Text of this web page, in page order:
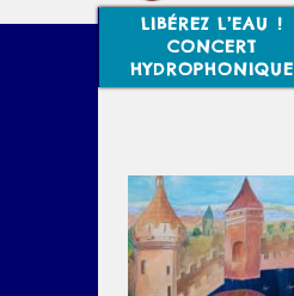
LIBÉREZ L’EAU !
CONCERT
HYDROPHONIQUE